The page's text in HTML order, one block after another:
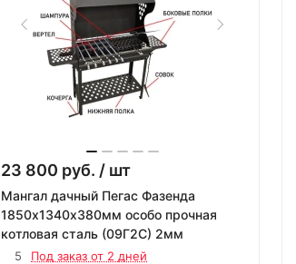
23 800 руб. / шт
Мангал дачный Пегас Фазенда
1850х1340х380мм особо прочная
котловая сталь (09Г2С) 2мм
5 Под заказ от 2 дней